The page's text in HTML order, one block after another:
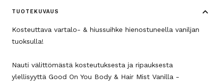
TUOTEKUVAUS
Kosteuttava vartalo- & hiussuihke hienostuneella vaniljan
tuoksulla!
Nauti välittömästä kosteutuksesta ja ripauksesta
ylellisyyttä Good On You Body & Hair Mist Vanilla -